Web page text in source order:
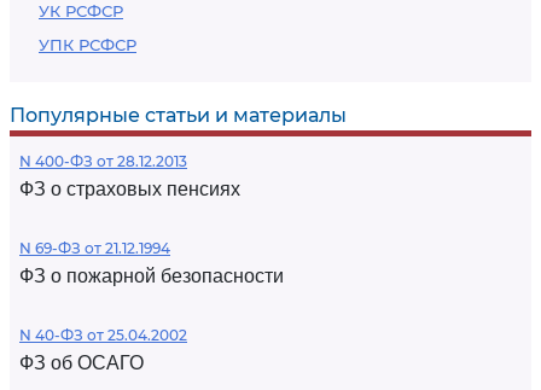
УК РСФСР
УПК РСФСР
Популярные статьи и материалы
N 400-ФЗ от 28.12.2013
ФЗ о страховых пенсиях
N 69-ФЗ от 21.12.1994
ФЗ о пожарной безопасности
N 40-ФЗ от 25.04.2002
ФЗ об ОСАГО